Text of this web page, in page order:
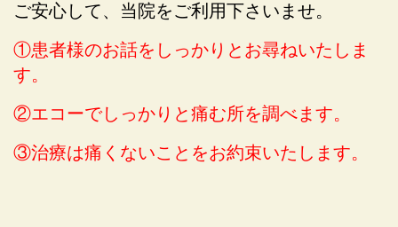
ご安心して、当院をご利用下さいませ。
①患者様のお話をしっかりとお尋ねいたしま
す。
②エコーでしっかりと痛む所を調べます。
③治療は痛くないことをお約束いたします。